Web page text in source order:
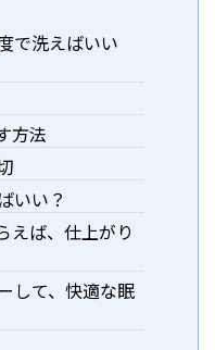
で洗えばいい
方法
いい？
えば、仕上がり
して、快適な眠